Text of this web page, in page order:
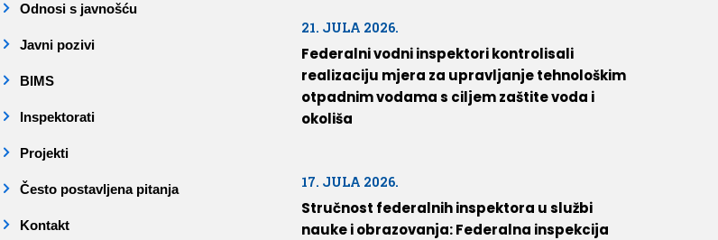
Odnosi s javnošću
Javni pozivi
BIMS
Inspektorati
Projekti
Često postavljena pitanja
Kontakt
21. JULA 2026.
Federalni vodni inspektori kontrolisali
realizaciju mjera za upravljanje tehnološkim
otpadnim vodama s ciljem zaštite voda i
okoliša
17. JULA 2026.
Stručnost federalnih inspektora u službi
nauke i obrazovanja: Federalna inspekcija